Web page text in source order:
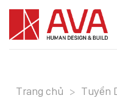
Skip
content
Trang chủ > Tuyển